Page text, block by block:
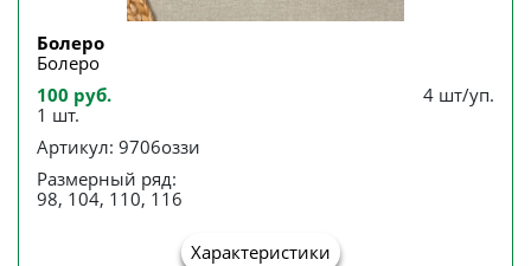
Болеро
Болеро
100 руб.
1 шт.
4 шт/уп.
Артикул: 9706оззи
Размерный ряд:
98, 104, 110, 116
Характеристики